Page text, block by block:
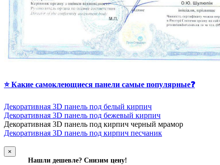
⭐ Какие самоклеющиеся панели самые популярные❓
Декоративная 3D панель под белый кирпич
Декоративная 3D панель под бежевый кирпич
Декоративная 3D панель под кирпич черный мрамор
Декоративная 3D панель под кирпич песчаник
×
Нашли дешевле? Снизим цену!